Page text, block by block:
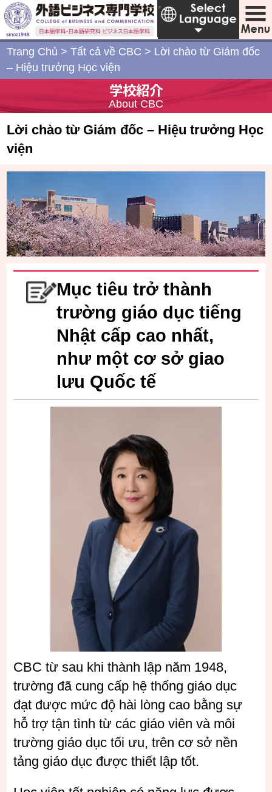
Trang Chủ >Tất cả về CBC > Lời chào từ Giám đốc
– Hiệu trưởng Học viện
学校紹介
About CBC
Lời chào từ Giám đốc – Hiệu trưởng Học
viện
Mục tiêu trở thành
trường giáo dục tiếng
Nhật cấp cao nhất,
như một cơ sở giao
lưu Quốc tế
CBC từ sau khi thành lập năm 1948,
trường đã cung cấp hệ thống giáo dục
đạt được mức độ hài lòng cao bằng sự
hỗ trợ tận tình từ các giáo viên và môi
trường giáo dục tối ưu, trên cơ sở nền
tảng giáo dục được thiết lập tốt.
Japanese
▼